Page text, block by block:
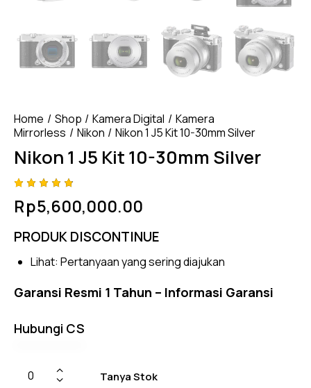
Home Shop Kamera Digital
Kamera
Mirrorless
Nikon Nikon 1 J5 Kit 10-30mm Silver
Nikon 1 J5 Kit 10-30mm Silver
4.75out
of 5
on
ratings
Rp5,600,000.00
PRODUK DISCONTINUE
Lihat: Pertanyaan yang sering diajukan
Garansi Resmi 1 Tahun – Informasi Garansi
Hubungi CS
Tanya Stok